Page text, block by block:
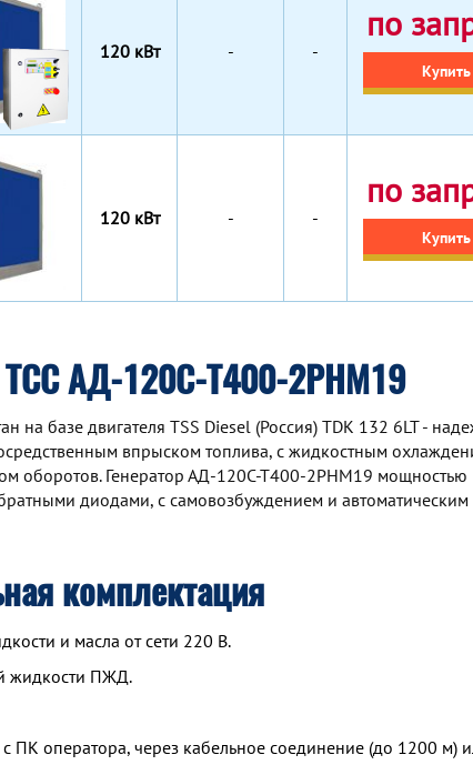
120 кВт - -
по
Купить
120 кВт - -
по
Купить
ТСС АД-120С-Т400-2РНМ19
базе двигателя TSS Diesel (Россия) TDK 132 6LT -
впрыском топлива, с жидкостным
оборотов. Генератор АД-120С-Т400-2РНМ19 мощностью
диодами, с самовозбуждением и автоматическим
комплектация
и масла от сети 220 В.
жидкости ПЖД.
ПК оператора, через кабельное соединение (до 1200 м)